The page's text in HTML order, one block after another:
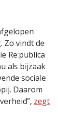
Zo vindt de
Re:publica
als bijzaak
sociale
Daarom
zegt